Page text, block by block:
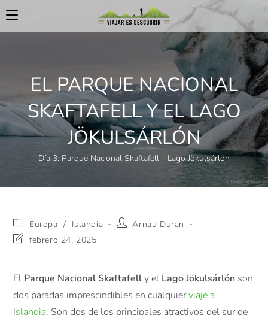
EL PARQUE NACIONAL
SKAFTAFELL Y EL LAGO
JÖKULSÁRLÓN
Día 3: Parque Nacional Skaftafell - Lago Jökulsárlón
Europa / Islandia
Arnau Duran
febrero 24, 2025
El Parque Nacional Skaftafelly el Lago Jökulsárlón son
dos paradas imprescindibles en cualquierviaje a
Islandia. Son dos de los principales atractivos del sur de